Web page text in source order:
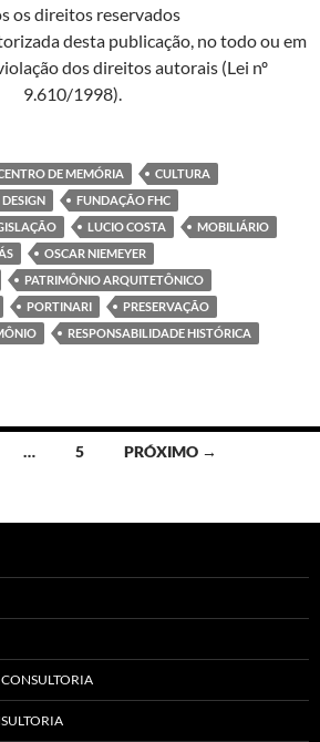
os direitos reservados
desta publicação, no todo ou em
dos direitos autorais (Lei nº
9.610/1998).
DE MEMÓRIA
CULTURA
DESIGN
FUNDAÇÃO FHC
LUCIO COSTA
MOBILIÁRIO
OSCAR NIEMEYER
PATRIMÔNIO ARQUITETÔNICO
PORTINARI
PRESERVAÇÃO
RESPONSABILIDADE HISTÓRICA
… 5 PRÓXIMO →